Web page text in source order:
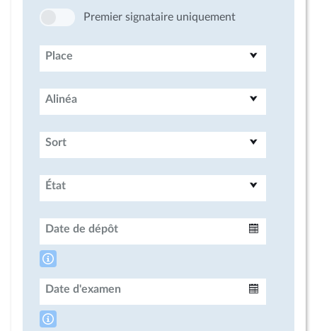
Premier signataire uniquement
Place
Alinéa
Sort
État
Date de dépôt
Date d'examen